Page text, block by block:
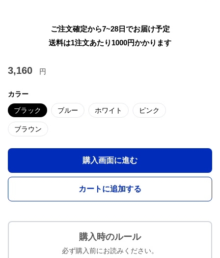
ご注文確定から7~28日でお届け予定
送料は1注文あたり 1000円かかります
3,160 円
カラー
ブラック ブルー ホワイト ピンク
ブラウン
購入画面に進む
カートに追加する
購入時のルール
必ず購入前にお読みください。